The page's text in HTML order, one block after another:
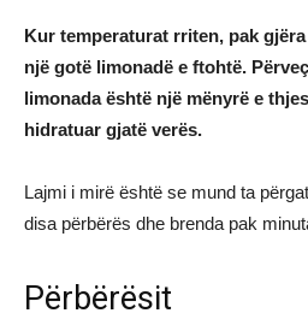
Kur temperaturat rriten, pak
një gotë limonadë e ftohtë.
limonada është një mënyrë e
hidratuar gjatë verës.
Lajmi i mirë është se mund ta
disa përbërës dhe brenda pak
Përbërësit